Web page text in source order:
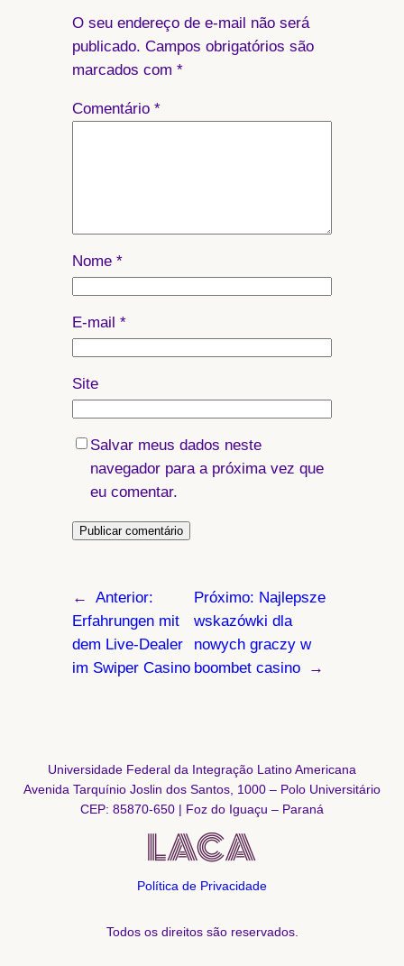
O seu endereço de e-mail não será
publicado. Campos obrigatórios são
marcados com *
Comentário *
Nome *
E-mail *
Site
Salvar meus dados neste
navegador para a próxima vez que
eu comentar.
←
Anterior:
Erfahrungen mit
dem Live-Dealer
im Swiper Casino
Próximo: Najlepsze
wskazówki dla
nowych graczy w
boombet casino
→
Universidade Federal da Integração Latino Americana
Avenida Tarquínio Joslin dos Santos, 1000 – Polo Universitário
CEP: 85870-650 | Foz do Iguaçu – Paraná
Política de Privacidade
Todos os direitos são reservados.